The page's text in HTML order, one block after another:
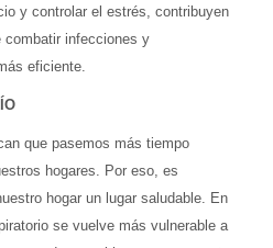
y controlar el estrés, contribuyen
combatir infecciones y
eficiente.
que pasemos más tiempo
hogares. Por eso, es
hogar un lugar saludable. En
se vuelve más vulnerable a